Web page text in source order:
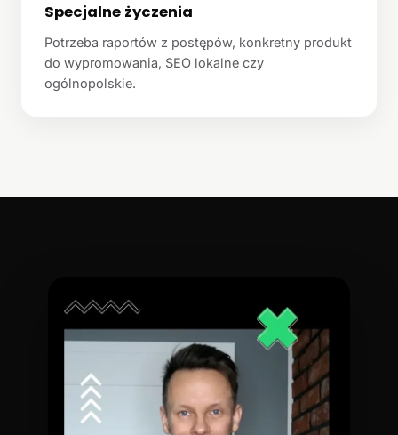
Specjalne życzenia
Potrzeba raportów z postępów, konkretny produkt
do wypromowania, SEO lokalne czy
ogólnopolskie.